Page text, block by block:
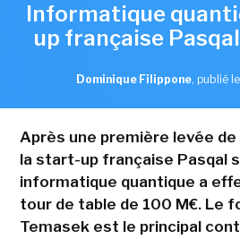
Informatique
up française
Dominique Filippone, publié
Après une première levée
la start-up française Pasqal
informatique quantique a
tour de table de 100 M€. Le
Temasek est le principal